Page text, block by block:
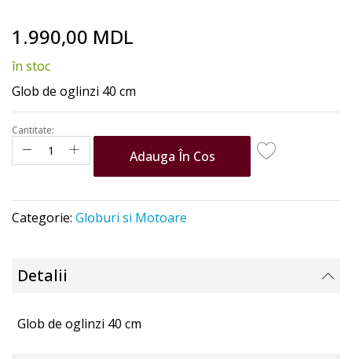
to
beginning
of
images
gallery
1.990,00 MDL
în stoc
Glob de oglinzi 40 cm
Cantitate:
Adauga În Cos
Categorie: Globuri si Motoare
Detalii
Glob de oglinzi 40 cm